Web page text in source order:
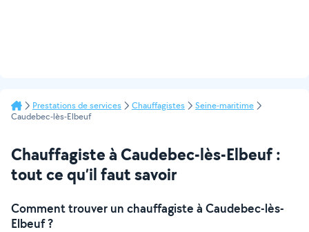
Prestations de services Chauffagistes
Seine-maritime
Caudebec-lès-Elbeuf
Chauffagiste à Caudebec-lès-Elbeuf :
tout ce qu’il faut savoir
Comment trouver un chauffagiste à Caudebec-lès-
Elbeuf ?